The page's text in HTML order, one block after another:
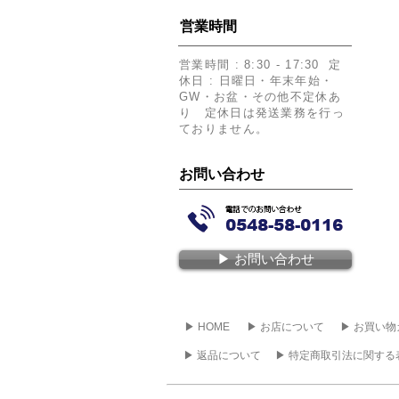
​営業時間
​営業時間 : 8:30 - 17:30 定
休日 : 日曜日・年末年始・
GW・お盆・その他不定休あ
り 定休日は発送業務を行っ
ておりません。
​お問い合わせ
▶︎ お問い合わせ
▶︎ HOME ▶︎ お店について ▶︎ お買い物
▶︎ 返品について ▶︎ 特定商取引法に関する